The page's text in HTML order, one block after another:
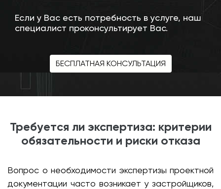
Если у Вас есть потребность в услуге, наш
специалист проконсультирует Вас.
БЕСПЛАТНАЯ КОНСУЛЬТАЦИЯ
Требуется ли экспертиза: критерии
обязательности и риски отказа
Вопрос о необходимости экспертизы проектной
документации часто возникает у застройщиков,